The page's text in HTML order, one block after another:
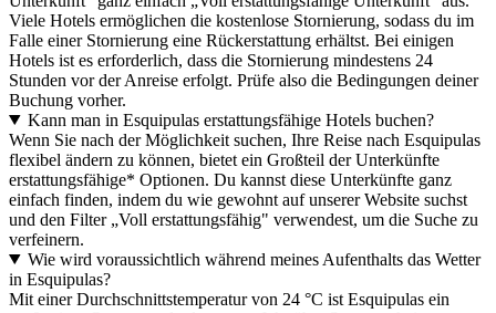
Viele Hotels ermöglichen die kostenlose Stornierung, sodass du im
Falle einer Stornierung eine Rückerstattung erhältst. Bei einigen
Hotels ist es erforderlich, dass die Stornierung mindestens 24
Stunden vor der Anreise erfolgt. Prüfe also die Bedingungen deiner
Buchung vorher.
Kann man in Esquipulas erstattungsfähige Hotels buchen?
Wenn Sie nach der Möglichkeit suchen, Ihre Reise nach Esquipulas
flexibel ändern zu können, bietet ein Großteil der Unterkünfte
erstattungsfähige* Optionen. Du kannst diese Unterkünfte ganz
einfach finden, indem du wie gewohnt auf unserer Website suchst
und den Filter „Voll erstattungsfähig" verwendest, um die Suche zu
verfeinern.
Wie wird voraussichtlich während meines Aufenthalts das Wetter
in Esquipulas?
Mit einer Durchschnittstemperatur von 24 °C ist Esquipulas ein